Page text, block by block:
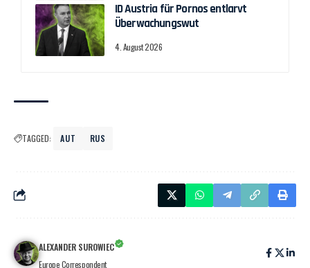
ID Austria für Pornos entlarvt
Überwachungswut
4. August 2026
TAGGED: AUT RUS
ALEXANDER SUROWIEC
Europe Correspondent